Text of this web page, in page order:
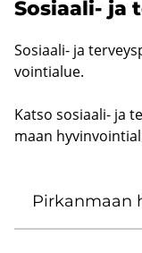
Sosiaali-​ ja
Sosiaali-​ ja
voin­tia­lue.
Katso sosiaali-​ ja
maan
Pir­kan­maan